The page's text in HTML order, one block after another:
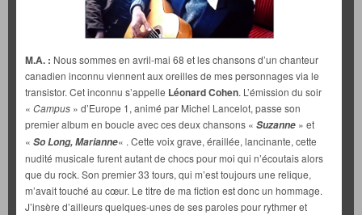
M.A. : Nous sommes en avril-mai 68 et les chansons d’un chanteur
canadien inconnu viennent aux oreilles de mes personnages via le
transistor. Cet inconnu s’appelle Léonard Cohen. L’émission du soir
« Campus » d’Europe 1, animé par Michel Lancelot, passe son
premier album en boucle avec ces deux chansons « Suzanne » et
« So Long, Marianne« . Cette voix grave, éraillée, lancinante, cette
nudité musicale furent autant de chocs pour moi qui n’écoutais alors
que du rock. Son premier 33 tours, qui m’est toujours une relique,
m’avait touché au cœur. Le titre de ma fiction est donc un hommage.
J’insère d’ailleurs quelques-unes de ses paroles pour rythmer et